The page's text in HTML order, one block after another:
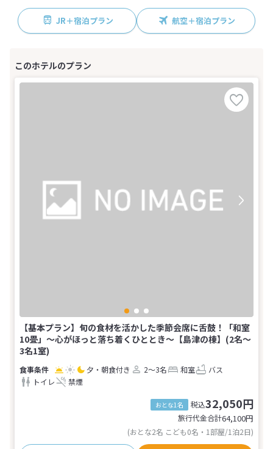
JR＋宿泊プラン 航空＋宿泊プラン
【基本プラン】旬の食材を活かした季節会席に舌鼓！「和室
10畳」～心がほっと落ち着くひととき～【島津の棟】(2名～
3名1室)
夕・朝食付き 2～3名 和室
バス
トイレ
禁煙
おとな1名 税込32,050円
旅行代金合計64,100円
(おとな2名 こども0名・1部屋/1泊2日)